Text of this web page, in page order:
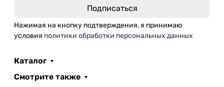
Нажимая на кнопку подтверждения, я принимаю
условия политики обработки персональных данных
Каталог
Смотрите также